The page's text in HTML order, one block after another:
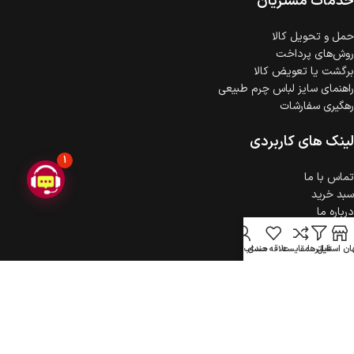
حمل‌ و تحویل کالا
روش‌های پرداخت
برگشت یا تعویض کالا
راهنمای سایز لباس چرم طبیعی
رهگیری سفارشات
لینک های کاربردی
تماس با ما
سبد خرید
درباره ما
حریم خصوصی
ثبت شکایت
استایل
فیلترهامقایسهعلاقه مندیحساب کاربری
1